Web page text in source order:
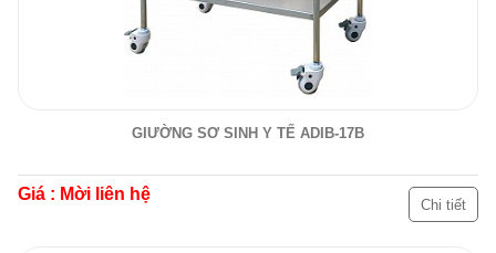
GIƯỜNG SƠ SINH Y TẾ ADIB-17B
Giá : Mời liên hệ
Chi tiết